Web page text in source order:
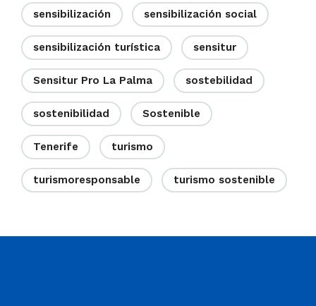
sensibilización sensibilización social
sensibilización turística sensitur
Sensitur Pro La Palma sostebilidad
sostenibilidad Sostenible
Tenerife turismo
turismoresponsable turismo sostenible